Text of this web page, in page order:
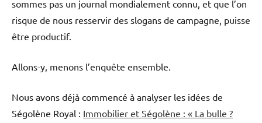
sommes pas un journal mondialement connu, et que l’on
risque de nous resservir des slogans de campagne, puisse
être productif.
Allons-y, menons l’enquête ensemble.
Nous avons déjà commencé à analyser les idées de
Ségolène Royal : Immobilier et Ségolène : « La bulle ?